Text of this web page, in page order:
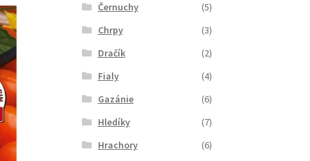
Černuchy
(5)
Chrpy
(3)
Dračík
(2)
Fialy
(4)
Gazánie
(6)
Hledíky
(7)
Hrachory
(6)